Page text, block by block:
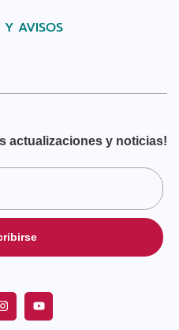
Y AVISOS
actualizaciones y noticias!